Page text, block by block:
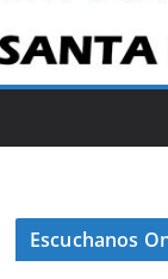
Escuchanos